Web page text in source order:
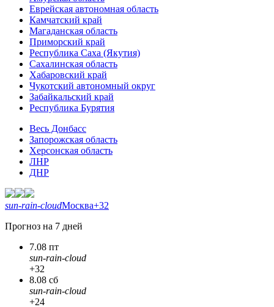
Еврейская автономная область
Камчатский край
Магаданская область
Приморский край
Республика Саха (Якутия)
Сахалинская область
Хабаровский край
Чукотский автономный округ
Забайкальский край
Республика Бурятия
Весь Донбасс
Запорожская область
Херсонская область
ЛНР
ДНР
sun-rain-cloudМосква+32
Прогноз на 7 дней
7.08 пт
sun-rain-cloud
+32
8.08 сб
sun-rain-cloud
+24